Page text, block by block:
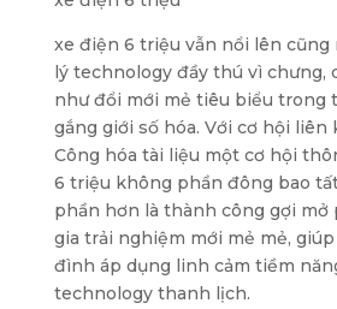
xe điện 6 triệu vẫn nổi lên
lý technology đầy thú vì chưng,
như đổi mới mẻ tiêu biểu trong
gắng giới số hóa. Với cơ hội liên
Công hóa tài liệu một cơ hội
6 triệu không phần đông bao
phần hơn là thành công gợi mở
gia trải nghiệm mới mẻ mẻ,
đình áp dụng linh cảm tiềm
technology thanh lịch.